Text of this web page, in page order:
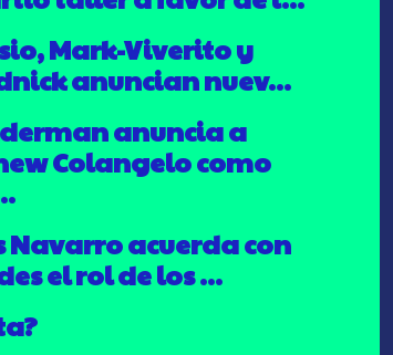
Mark-Viverito y
anuncian nuev...
anuncia a
Colangelo como
Navarro acuerda con
el rol de los ...